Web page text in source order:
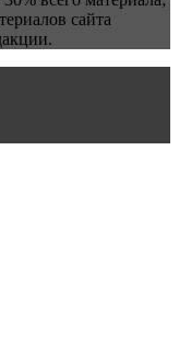
сайта